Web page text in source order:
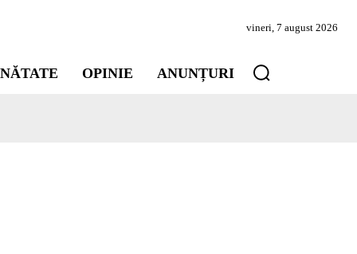
vineri, 7 august 2026
OPINIE ANUNȚURI